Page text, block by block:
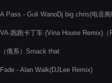
A Pass - Guli WanoDj big chris(电音
VA-跑跑卡丁车 (Vina House Remix)（
（俄系）Smack that
Fade - Alan Walk(DJLee Remix)